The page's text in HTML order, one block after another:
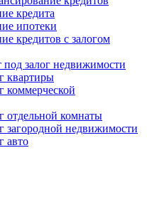
кредита
ипотеки
кредитов с залогом
под залог недвижимости
квартиры
коммерческой
отдельной комнаты
загородной недвижимости
авто